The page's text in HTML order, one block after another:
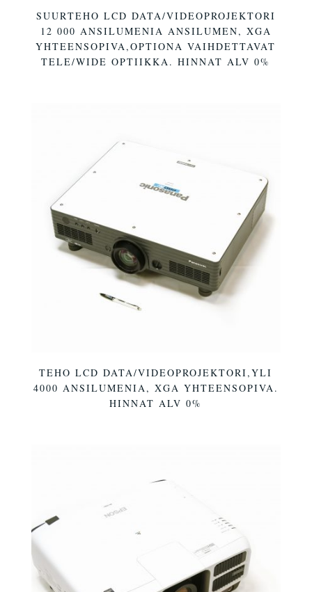
SUURTEHO LCD DATA/VIDEOPROJEKTORI
12 000 ANSILUMENIA ANSILUMEN, XGA
YHTEENSOPIVA,OPTIONA VAIHDETTAVAT
TELE/WIDE OPTIIKKA. HINNAT ALV 0%
TEHO LCD DATA/VIDEOPROJEKTORI,YLI
4000 ANSILUMENIA, XGA YHTEENSOPIVA.
HINNAT ALV 0%